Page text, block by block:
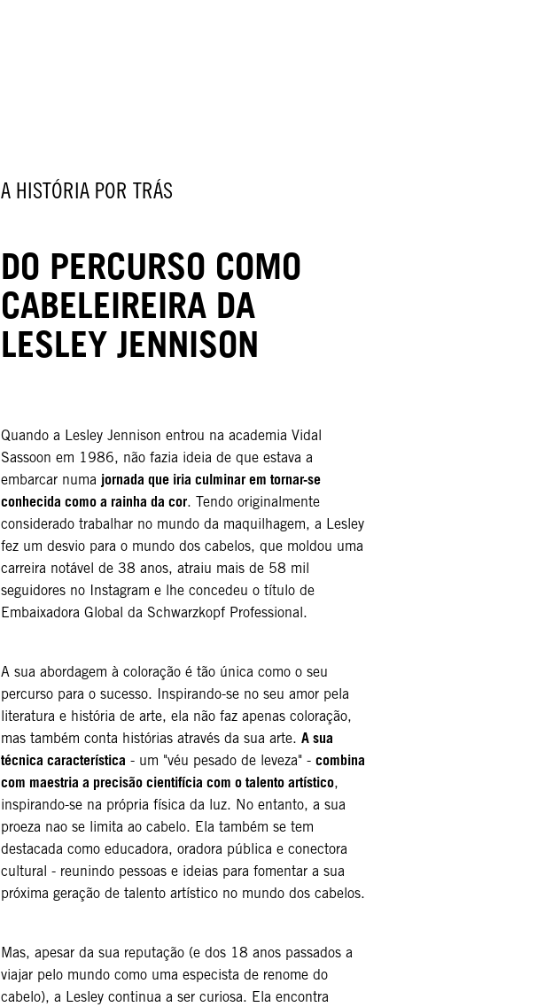
A HISTÓRIA POR TRÁS
DO PERCURSO COMO
CABELEIREIRA DA
LESLEY JENNISON
Quando a Lesley Jennison entrou na academia Vidal
Sassoon em 1986, não fazia ideia de que estava a
embarcar numa jornada que iria culminar em tornar-se
conhecida como a rainha da cor. Tendo originalmente
considerado trabalhar no mundo da maquilhagem, a Lesley
fez um desvio para o mundo dos cabelos, que moldou uma
carreira notável de 38 anos, atraiu mais de 58 mil
seguidores no Instagram e lhe concedeu o título de
Embaixadora Global da Schwarzkopf Professional.
A sua abordagem à coloração é tão única como o seu
percurso para o sucesso. Inspirando-se no seu amor pela
literatura e história de arte, ela não faz apenas coloração,
mas também conta histórias através da sua arte. A sua
técnica característica - um "véu pesado de leveza" - combina
com maestria a precisão cientifícia com o talento artístico,
inspirando-se na própria física da luz. No entanto, a sua
proeza nao se limita ao cabelo. Ela também se tem
destacada como educadora, oradora pública e conectora
cultural - reunindo pessoas e ideias para fomentar a sua
próxima geração de talento artístico no mundo dos cabelos.
Mas, apesar da sua reputação (e dos 18 anos passados a
viajar pelo mundo como uma especista de renome do
cabelo), a Lesley continua a ser curiosa. Ela encontra